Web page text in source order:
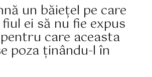
un băiețel pe care
ei să nu fie expus
care aceasta
poza ținându-l în